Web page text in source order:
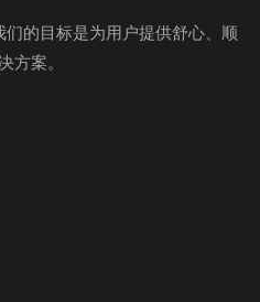
的目标是为用户提供舒心、顺
方案。